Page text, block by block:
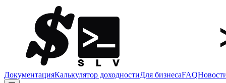
ДокументацияКалькулятор доходностиДля бизнесаFAQ